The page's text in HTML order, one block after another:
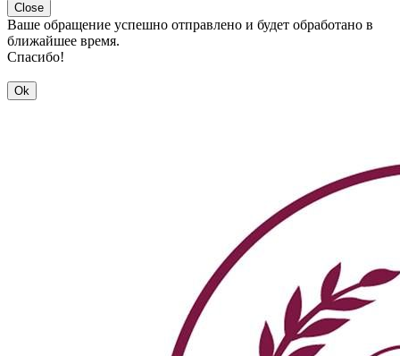
Close
Ваше обращение успешно отправлено и будет обработано в
ближайшее время.
Спасибо!
Ok